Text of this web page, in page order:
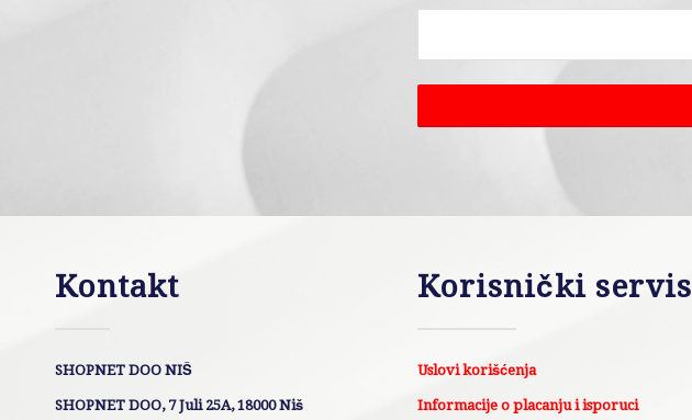
Kontakt
SHOPNET DOO NIŠ
SHOPNET DOO, 7 Juli 25A, 18000 Niš
Korisnički servis
Uslovi korišćenja
Informacije o placanju i isporuci